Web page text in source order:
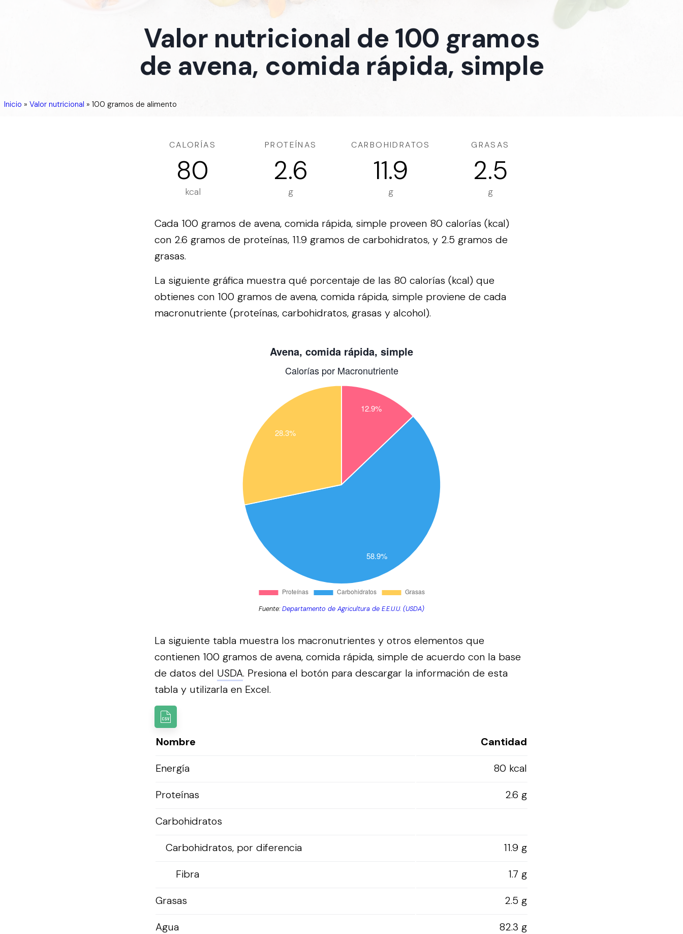
Valor nutricional de 100 gramos
de avena, comida rápida, simple
Inicio » Valor nutricional » 100 gramos de alimento
CALORÍAS
80
kcal
PROTEÍNAS
2.6
g
CARBOHIDRATOS
11.9
g
GRASAS
2.5
g
Cada 100 gramos de avena, comida rápida, simple proveen 80 calorías (kcal)
con 2.6 gramos de proteínas, 11.9 gramos de carbohidratos, y 2.5 gramos de
grasas.
La siguiente gráfica muestra qué porcentaje de las 80 calorías (kcal) que
obtienes con 100 gramos de avena, comida rápida, simple proviene de cada
macronutriente (proteínas, carbohidratos, grasas y alcohol).
Fuente:Departamento de Agricultura de E.E.U.U. (USDA)
La siguiente tabla muestra los macronutrientes y otros elementos que
contienen 100 gramos de avena, comida rápida, simple de acuerdo con la base
de datos del USDA. Presiona el botón para descargar la información de esta
tabla y utilizarla en Excel.
Nombre
Cantidad
Energía
80 kcal
Proteínas
2.6 g
Carbohidratos
Carbohidratos, por diferencia
11.9 g
Fibra
1.7 g
Grasas
2.5 g
Agua
82.3 g